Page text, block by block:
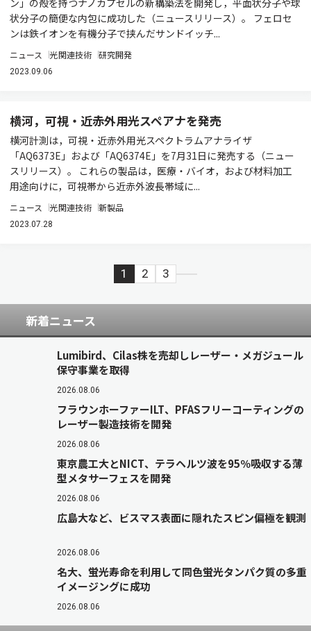
ン」の殻を持つナノカプセルの新構築法を開発し，平面状分子や球
状分子の簡便な内包に成功した（ニュースリリース）。 フェロセ
ンは鉄イオンを有機分子で挟んだサンドイッチ...
ニュース 光関連技術 研究開発
2023.09.06
横河，可視・近赤外用光スペアナを発売
横河計測は，可視・近赤外用光スペクトラムアナライザ
「AQ6373E」および「AQ6374E」を7月31日に発売する（ニュー
スリリース）。 これらの製品は，医療・バイオ，および材料加工
用途向けに，可視帯から近赤外波長帯域に...
ニュース 光関連技術 新製品
2023.07.28
1 2 3
新着ニュース
Lumibird、Cilas株を売却しレーザー・メガジュール
保守事業を取得
2026.08.06
フラウンホーファーILT、PFASフリーコーティングの
レーザー製造技術を開発
2026.08.06
東京農工大とNICT、テラヘルツ波を95％吸収する薄
型メタサーフェスを開発
2026.08.06
広島大など、ビスマス表面に隠れたスピン偏極を観測
2026.08.06
名大、蛍光寿命を利用して同色蛍光タンパク質の多重
イメージングに成功
2026.08.06